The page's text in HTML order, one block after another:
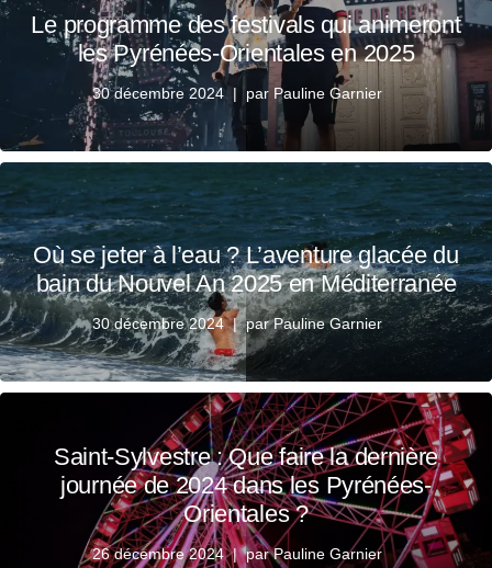
Le programme des festivals qui animeront
les Pyrénées-Orientales en 2025
30 décembre 2024 par Pauline Garnier
Où se jeter à l’eau ? L’aventure glacée du
bain du Nouvel An 2025 en Méditerranée
30 décembre 2024 parPauline Garnier
Saint-Sylvestre : Que faire la dernière
journée de 2024 dans les Pyrénées-
Orientales ?
26 décembre 2024 parPauline Garnier